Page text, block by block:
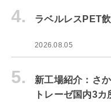
4. ラベルレスPET
2026.08.05
5.
新工場紹介：さ
トレーゼ国内3